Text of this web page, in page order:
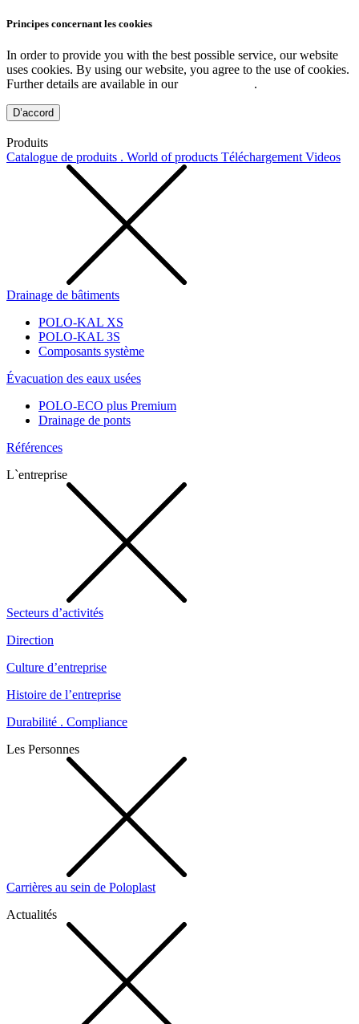
Principes concernant les cookies
In order to provide you with the best possible service, our website
uses cookies. By using our website, you agree to the use of cookies.
Further details are available in our
.
D’accord
Produits
Catalogue de produits . World of products Téléchargement Videos
Drainage de bâtiments
POLO-KAL XS
POLO-KAL 3S
Composants système
Évacuation des eaux usées
POLO-ECO plus Premium
Drainage de ponts
Références
L`entreprise
Secteurs d’activités
Direction
Culture d’entreprise
Histoire de l’entreprise
Durabilité . Compliance
Les Personnes
Carrières au sein de Poloplast
Actualités